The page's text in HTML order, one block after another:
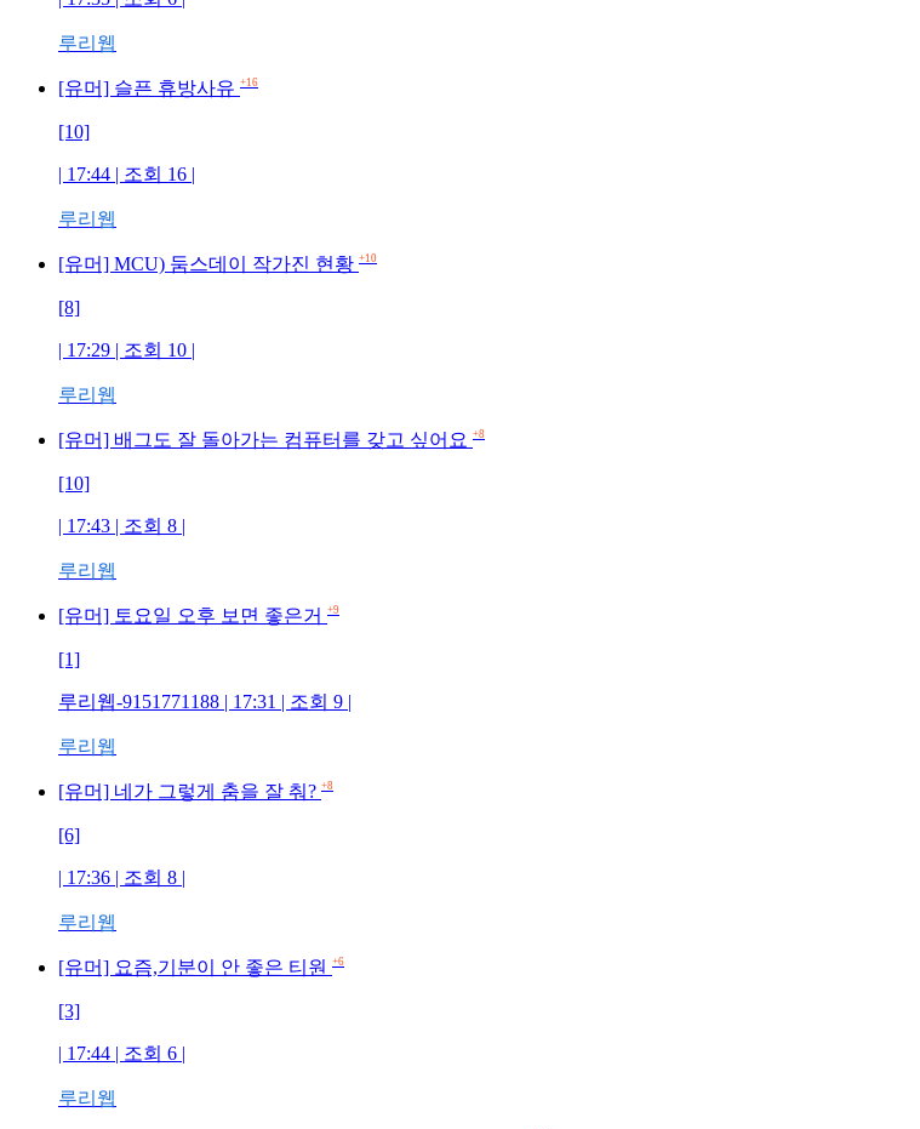
루리웹
[유머] 슬픈 휴방사유 +16
[10]
| 17:44 | 조회 16 |
루리웹
[유머] MCU) 둠스데이 작가진 현황 +10
[8]
| 17:29 | 조회 10 |
루리웹
[유머] 배그도 잘 돌아가는 컴퓨터를 갖고 싶어요 +8
[10]
| 17:43 | 조회 8 |
루리웹
[유머] 토요일 오후 보면 좋은거 +9
[1]
루리웹-9151771188 | 17:31 | 조회 9 |
루리웹
[유머] 네가 그렇게 춤을 잘 춰? +8
[6]
| 17:36 | 조회 8 |
루리웹
[유머] 요즘,기분이 안 좋은 티원 +6
[3]
| 17:44 | 조회 6 |
루리웹